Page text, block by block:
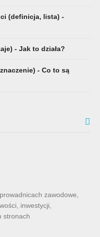
(definicja, lista) -
- Jak to działa?
- Co to są
zawodowe,
inwestycji,
stronach